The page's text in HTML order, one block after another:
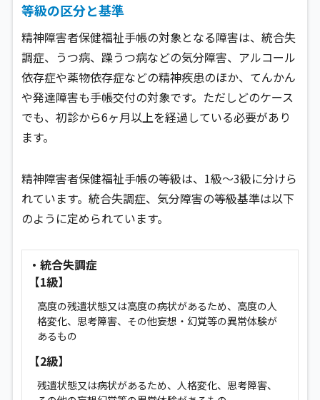
等級の区分と基準
精神障害者保健福祉手帳の対象となる障害は、統合失
調症、うつ病、躁うつ病などの気分障害、アルコール
依存症や薬物依存症などの精神疾患のほか、てんかん
や発達障害も手帳交付の対象です。ただしどのケース
でも、初診から6ヶ月以上を経過している必要があり
ます。
精神障害者保健福祉手帳の等級は、1級〜3級に分けら
れています。統合失調症、気分障害の等級基準は以下
のように定められています。
・統合失調症
【1級】
高度の残遺状態又は高度の病状があるため、高度の人
格変化、思考障害、その他妄想・幻覚等の異常体験が
あるもの
【2級】
残遺状態又は病状があるため、人格変化、思考障害、